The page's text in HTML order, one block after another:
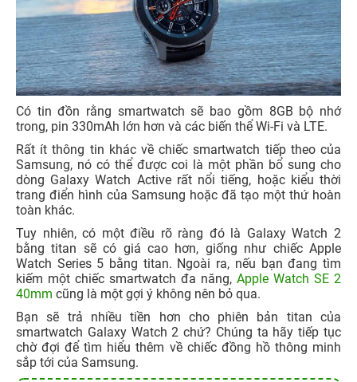
Có tin đồn rằng smartwatch sẽ bao gồm 8GB bộ nhớ
trong, pin 330mAh lớn hơn và các biến thể Wi-Fi và LTE.
Rất ít thông tin khác về chiếc smartwatch tiếp theo của
Samsung, nó có thể được coi là một phần bổ sung cho
dòng Galaxy Watch Active rất nổi tiếng, hoặc kiểu thời
trang điển hình của Samsung hoặc đã tạo một thứ hoàn
toàn khác.
Tuy nhiên, có một điều rõ ràng đó là Galaxy Watch 2
bằng titan sẽ có giá cao hơn, giống như chiếc Apple
Watch Series 5 bằng titan. Ngoài ra, nếu bạn đang tìm
kiếm một chiếc smartwatch đa năng, Apple Watch SE 2
40mm cũng là một gợi ý không nên bỏ qua.
Bạn sẽ trả nhiều tiền hơn cho phiên bản titan của
smartwatch Galaxy Watch 2 chứ? Chúng ta hãy tiếp tục
chờ đợi để tìm hiểu thêm về chiếc đồng hồ thông minh
sắp tới của Samsung.